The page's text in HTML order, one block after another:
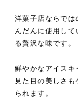
洋菓子店ならで
んだんに使用して
る贅沢な味です。
鮮やかなアイスキ
見た目の美しさ
られます。